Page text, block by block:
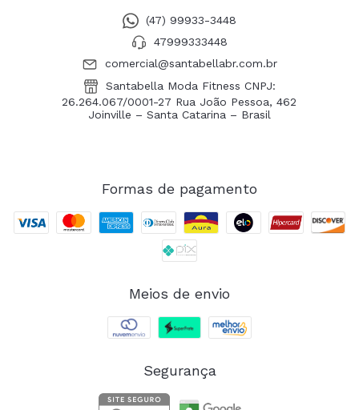
(47) 99933-3448
47999333448
comercial@santabellabr.com.br
Santabella Moda Fitness CNPJ:
26.264.067/0001-27 Rua João Pessoa, 462
Joinville – Santa Catarina – Brasil
Formas de pagamento
Meios de envio
Segurança